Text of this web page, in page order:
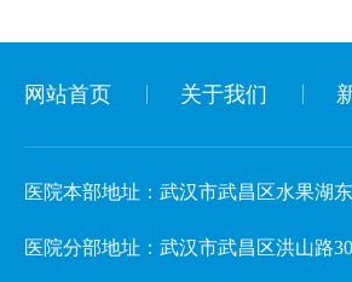
网站首页 关于我们
医院本部地址：武汉市武昌区水果湖
医院分部地址：武汉市武昌区洪山路